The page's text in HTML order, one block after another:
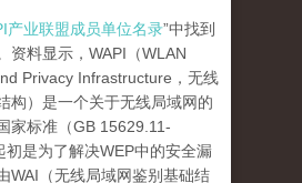
产业联盟成员单位名录”中找到
资料显示，WAPI（WLAN
Privacy Infrastructure，无线
构）是一个关于无线局域网的
家标准（GB 15629.11-
初是为了解决WEP中的安全漏
WAI（无线局域网鉴别基础结